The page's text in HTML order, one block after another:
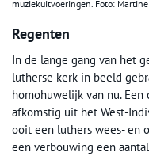
muziekuitvoeringen. Foto:
Regenten
In de lange gang van het
lutherse kerk in beeld
homohuwelijk van nu.
afkomstig uit het West-
ooit een luthers wees- en
een verbouwing een